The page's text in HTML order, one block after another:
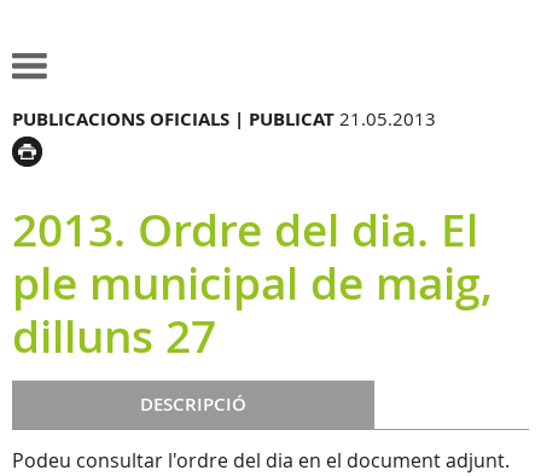
PUBLICACIONS OFICIALS | PUBLICAT 21.05.2013
2013. Ordre del dia. El
ple municipal de maig,
dilluns 27
DESCRIPCIÓ
Podeu consultar l'ordre del dia en el document adjunt.